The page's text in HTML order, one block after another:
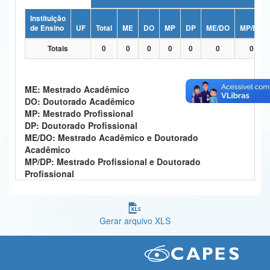
Ministério da Ciência, Tecnologia, Inovações e Comunicações
Ministério do Meio Ambiente
Ministério do Desenvolvimento Regional
Controladoria-Geral da União
Ministério da Mulher, da Família e dos Direitos Humanos
Secretaria-Geral
Instituição
de Ensino
UF Total ME DO MP DP ME/DO
MP/DP
Totais
0 0 0 0 0 0 0
ME: Mestrado Acadêmico
DO: Doutorado Acadêmico
MP: Mestrado Profissional
DP: Doutorado Profissional
ME/DO: Mestrado Acadêmico e Doutorado
Acadêmico
MP/DP: Mestrado Profissional e Doutorado
Profissional
Gerar arquivo XLS